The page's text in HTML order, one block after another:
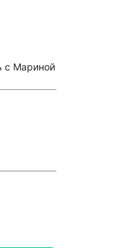
с Мариной